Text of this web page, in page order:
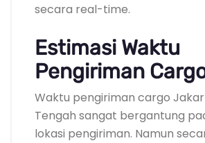
secara real-time.
Estimasi Waktu
Pengiriman
Waktu pengiriman cargo
Tengah sangat bergantung
lokasi pengiriman. Namun